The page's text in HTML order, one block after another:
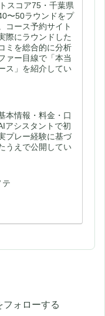
スコア75・千葉県
〜50ラウンドをプ
コース予約サイト
際にラウンドした
ミを総合的に分析
ァー目線で「本当
ス」を紹介してい
本情報・料金・口
アシスタントで初
プレー経験に基づ
うえで公開してい
テ
フォローする